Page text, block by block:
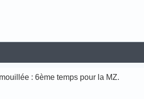
: 6ème temps pour la MZ.